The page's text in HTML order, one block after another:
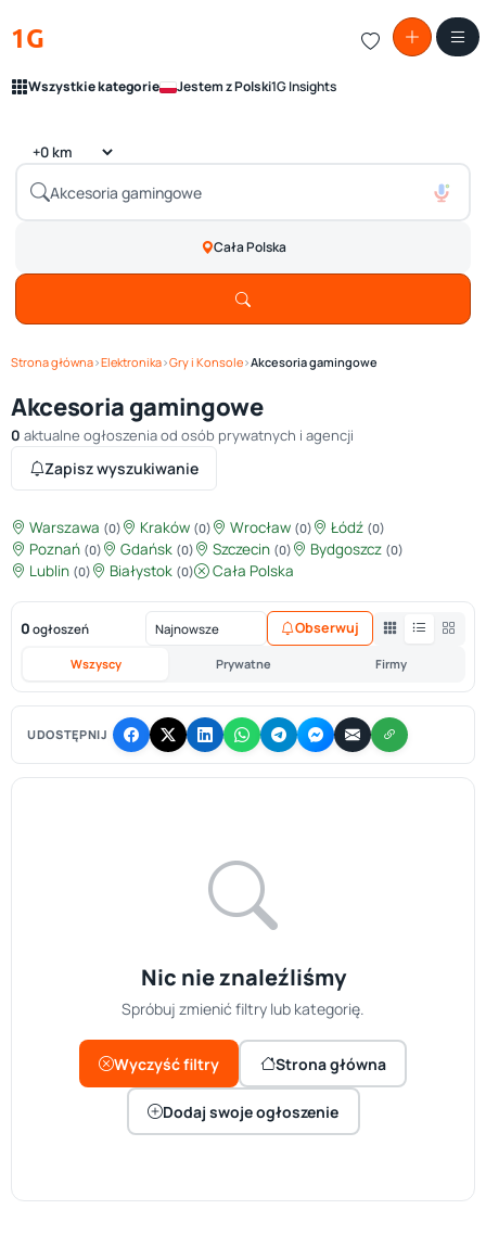
1G
Wszystkie kategorie Jestem z Polski1G Insights
Cała Polska
Strona główna›Elektronika›Gry i Konsole›Akcesoria gamingowe
Akcesoria gamingowe
0 aktualne ogłoszenia od osób prywatnych i agencji
Zapisz wyszukiwanie
Warszawa (0) Kraków (0) Wrocław (0) Łódź (0)
Poznań (0) Gdańsk (0) Szczecin (0) Bydgoszcz (0)
Lublin (0) Białystok (0) Cała Polska
0 ogłoszeń
Wszyscy Prywatne Firmy
Obserwuj
UDOSTĘPNIJ
Nic nie znaleźliśmy
Spróbuj zmienić filtry lub kategorię.
Wyczyść filtry Strona główna
Dodaj swoje ogłoszenie